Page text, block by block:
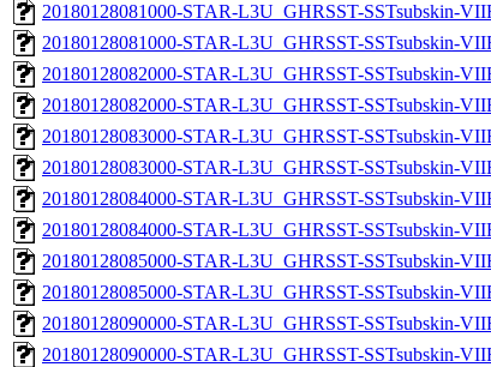
20180128081000-STAR-L3U_GHRSST-SSTsubskin-
20180128081000-STAR-L3U_GHRSST-SSTsubskin-
20180128082000-STAR-L3U_GHRSST-SSTsubskin-
20180128082000-STAR-L3U_GHRSST-SSTsubskin-
20180128083000-STAR-L3U_GHRSST-SSTsubskin-
20180128083000-STAR-L3U_GHRSST-SSTsubskin-
20180128084000-STAR-L3U_GHRSST-SSTsubskin-
20180128084000-STAR-L3U_GHRSST-SSTsubskin-
20180128085000-STAR-L3U_GHRSST-SSTsubskin-
20180128085000-STAR-L3U_GHRSST-SSTsubskin-
20180128090000-STAR-L3U_GHRSST-SSTsubskin-
20180128090000-STAR-L3U_GHRSST-SSTsubskin-